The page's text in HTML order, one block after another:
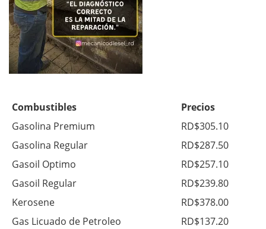
Combustibles
Precios
Gasolina Premium
RD$305.10
Gasolina Regular
RD$287.50
Gasoil Optimo
RD$257.10
Gasoil Regular
RD$239.80
Kerosene
RD$378.00
Gas Licuado de Petroleo
RD$137.20